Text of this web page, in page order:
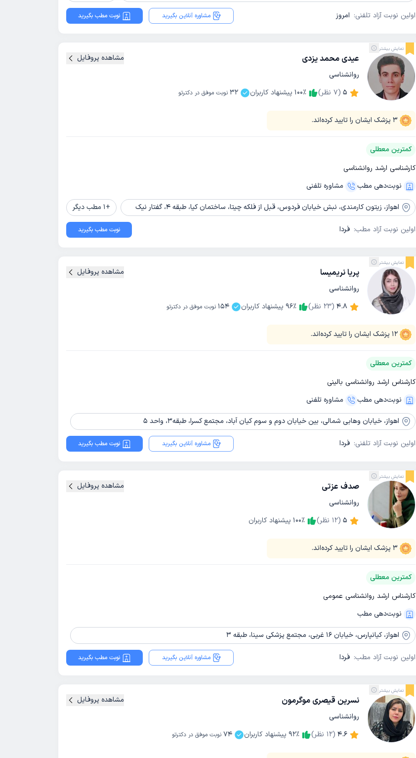
اولین نوبت آزاد تلفنی: امروز مشاوره آنلاین بگیرید نوبت مطب بگیرید
نمایش بیشتر
عیدی محمد یزدی
روانشناسی
5
(
7 نظر) 100٪ پیشنهاد کاربران 32 نوبت موفق در دکترتو
3 پزشک ایشان را تایید کرده‌اند.
مشاهده پروفایل
کمترین معطلی
کارشناسی ارشد روانشناسی
نوبت‌دهی مطب
مشاوره‌ تلفنی
اهواز، زیتون کارمندی، نبش خیابان فردوس، قبل از فلکه چیتا، ساختمان کیا، طبقه 4، گفتار نیک +
1 مطب دیگر
اولین نوبت آزاد مطب: فردا نوبت مطب بگیرید
نمایش بیشتر
پریا نریمیسا
روانشناسی
4.8
(
23 نظر) 96٪ پیشنهاد کاربران 154 نوبت موفق در دکترتو
12 پزشک ایشان را تایید کرده‌اند.
مشاهده پروفایل
کمترین معطلی
کارشناس ارشد روانشناسی بالینی
نوبت‌دهی مطب
مشاوره‌ تلفنی
اهواز، خیابان وهابی شمالی، بین خیابان دوم و سوم کیان آباد، مجتمع کسرا، طبقه3، واحد 5
اولین نوبت آزاد تلفنی: فردا مشاوره آنلاین بگیرید نوبت مطب بگیرید
نمایش بیشتر
صدف عزتی
روانشناسی
5
(
12 نظر) 100٪ پیشنهاد کاربران
3 پزشک ایشان را تایید کرده‌اند.
مشاهده پروفایل
کمترین معطلی
کارشناس ارشد روانشناسی عمومی
نوبت‌دهی مطب
اهواز،کیانپارس، خیابان 16 غربی، مجتمع پزشکی سینا، طبقه 3
اولین نوبت آزاد مطب: فردا مشاوره آنلاین بگیرید نوبت مطب بگیرید
نمایش بیشتر
نسرین قیصری موگرمون
روانشناسی
4.6
(
12 نظر) 92٪ پیشنهاد کاربران 74 نوبت موفق در دکترتو
مشاهده پروفایل